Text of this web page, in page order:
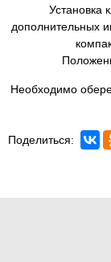
Установка
дополнительных
Необходимо
Поделиться: